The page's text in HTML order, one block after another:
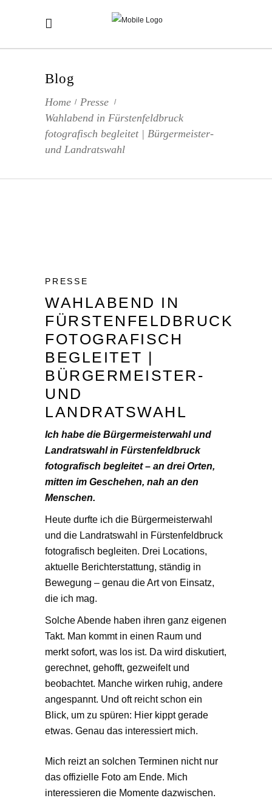
Blog
Home / Presse /
Wahlabend in Fürstenfeldbruck
fotografisch begleitet | Bürgermeister-
und Landratswahl
PRESSE
WAHLABEND IN
FÜRSTENFELDBRUCK
FOTOGRAFISCH
BEGLEITET |
BÜRGERMEISTER-
UND
LANDRATSWAHL
Ich habe die Bürgermeisterwahl und
Landratswahl in Fürstenfeldbruck
fotografisch begleitet – an drei Orten,
mitten im Geschehen, nah an den
Menschen.
Heute durfte ich die Bürgermeisterwahl
und die Landratswahl in Fürstenfeldbruck
fotografisch begleiten. Drei Locations,
aktuelle Berichterstattung, ständig in
Bewegung – genau die Art von Einsatz,
die ich mag.
Solche Abende haben ihren ganz eigenen
Takt. Man kommt in einen Raum und
merkt sofort, was los ist. Da wird diskutiert,
gerechnet, gehofft, gezweifelt und
beobachtet. Manche wirken ruhig, andere
angespannt. Und oft reicht schon ein
Blick, um zu spüren: Hier kippt gerade
etwas. Genau das interessiert mich.
Mich reizt an solchen Terminen nicht nur
das offizielle Foto am Ende. Mich
interessieren die Momente dazwischen.